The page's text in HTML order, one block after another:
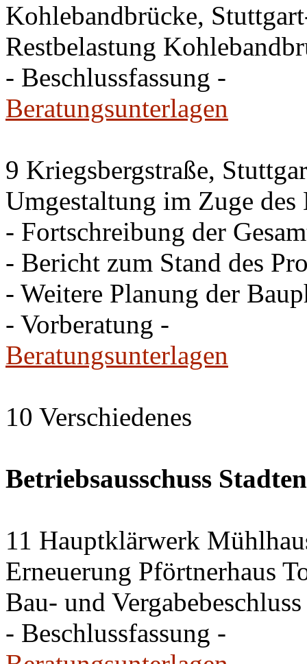
Kohlebandbrücke,
Restbelastung
- Beschlussfassung -
Beratungsunterlagen
9 Kriegsbergstraße,
Umgestaltung im Zuge
- Fortschreibung der
- Bericht zum Stand des
- Weitere Planung der
- Vorberatung -
Beratungsunterlagen
10 Verschiedenes
Betriebsausschuss
11 Hauptklärwerk
Erneuerung Pförtnerhaus
Bau- und Vergabebeschluss
- Beschlussfassung -